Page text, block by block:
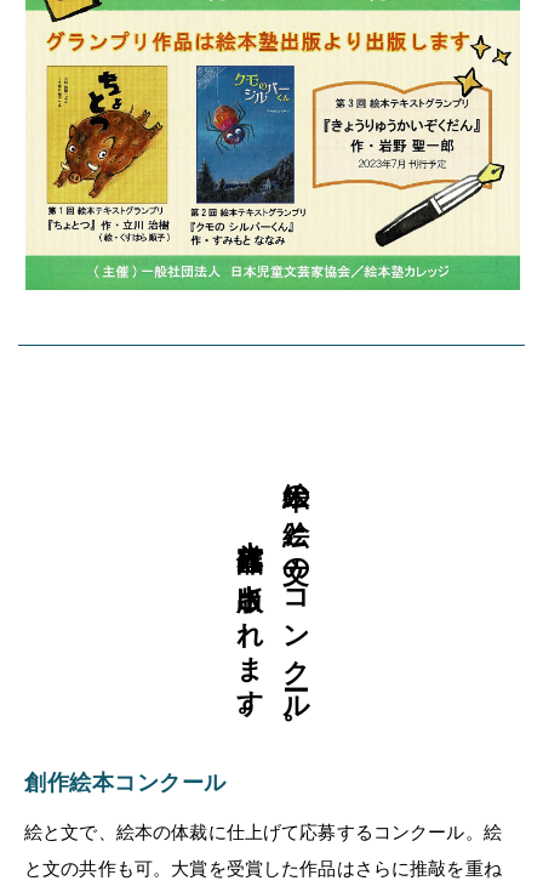
絵本の絵と文のコンクール。
大賞作品は出版されます。
創作絵本コンクール
絵と文で、絵本の体裁に仕上げて応募するコンクール。絵
と文の共作も可。大賞を受賞した作品はさらに推敲を重ね